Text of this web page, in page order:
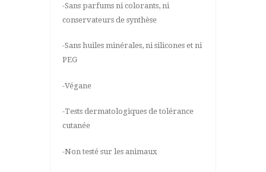
-Sans parfums ni colorants, ni
conservateurs de synthèse
-Sans huiles minérales, ni silicones et ni
PEG
-Végane
-Tests dermatologiques de tolérance
cutanée
-Non testé sur les animaux